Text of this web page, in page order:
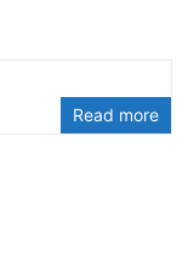
Read more